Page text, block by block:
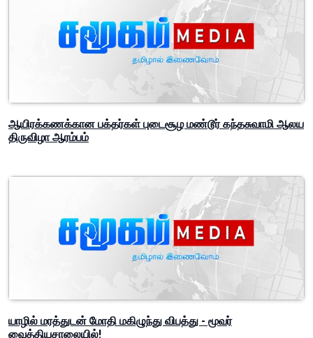
ஆயிரக்கணக்கான பக்தர்கள் புடைசூழ மண்டூர் கந்தசுவாமி ஆலய
திருவிழா ஆரம்பம்
யாழில் மரத்துடன் மோதி மகிழுந்து விபத்து - மூவர்
வைத்தியசாலையில்!